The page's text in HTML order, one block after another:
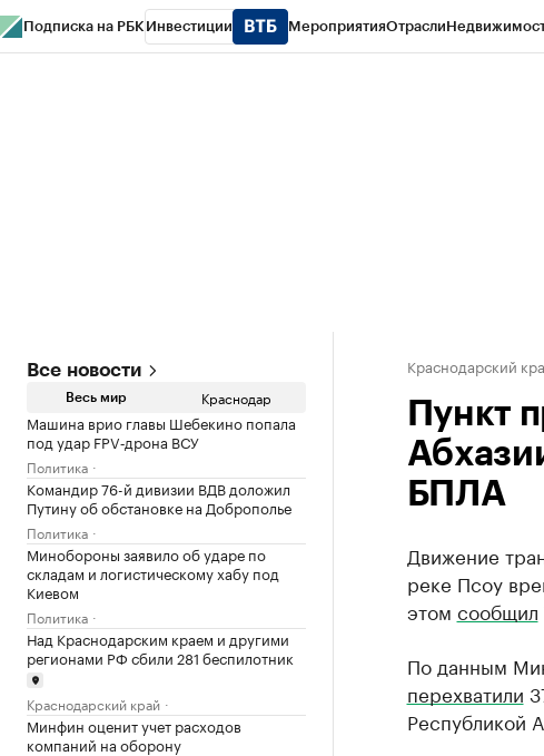
Подписка на РБК Инвестиции МероприятияОтрасли
Все новости
Весь мир Краснодар
Машина врио главы Шебекино попала
под удар FPV‑дрона ВСУ
Политика
Командир 76-й дивизии ВДВ доложил
Путину об обстановке на Доброполье
Политика
Минобороны заявило об ударе по
складам и логистическому хабу под
Киевом
Политика
Над Краснодарским краем и другими
регионами РФ сбили 281 беспилотник
Краснодарский край
Минфин оценит учет расходов
компаний на оборону
Краснодарский
Пункт
БПЛА
Движение
реке Псоу
этом сообщил
По данным
перехватили
Республикой